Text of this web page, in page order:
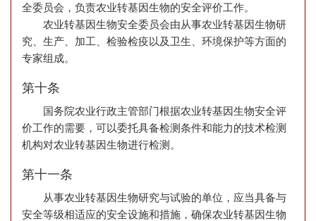
全委员会，负责农业转基因生物的安全评价工作。
农业转基因生物安全委员会由从事农业转基因生物研
究、生产、加工、检验检疫以及卫生、环境保护等方面的
专家组成。
第十条
国务院农业行政主管部门根据农业转基因生物安全评
价工作的需要，可以委托具备检测条件和能力的技术检测
机构对农业转基因生物进行检测。
第十一条
从事农业转基因生物研究与试验的单位，应当具备与
安全等级相适应的安全设施和措施，确保农业转基因生物